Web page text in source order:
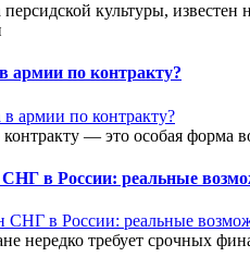
культуры, известен
армии по контракту?
— это особая форма
в России: реальные
нередко требует срочных